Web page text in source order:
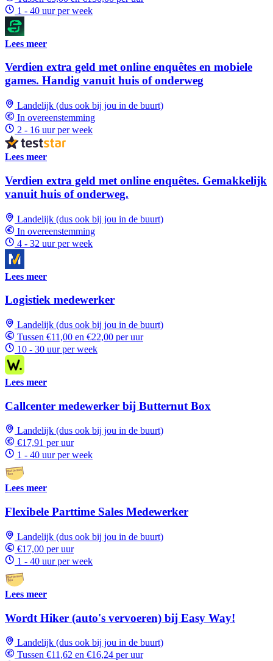
1 - 40 uur per week
Lees meer
Verdien extra geld met online enquêtes en mobiele
games. Handig vanuit huis of onderweg
Landelijk (dus ook bij jou in de buurt)
In overeenstemming
2 - 16 uur per week
Lees meer
Verdien extra geld met online enquêtes. Gemakkelijk
vanuit huis of onderweg.
Landelijk (dus ook bij jou in de buurt)
In overeenstemming
4 - 32 uur per week
Lees meer
Logistiek medewerker
Landelijk (dus ook bij jou in de buurt)
Tussen €11,00 en €22,00 per uur
10 - 30 uur per week
Lees meer
Callcenter medewerker bij Butternut Box
Landelijk (dus ook bij jou in de buurt)
€17,91 per uur
1 - 40 uur per week
Lees meer
Flexibele Parttime Sales Medewerker
Landelijk (dus ook bij jou in de buurt)
€17,00 per uur
1 - 40 uur per week
Lees meer
Wordt Hiker (auto's vervoeren) bij Easy Way!
Landelijk (dus ook bij jou in de buurt)
Tussen €11,62 en €16,24 per uur